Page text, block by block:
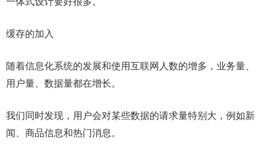
缓存的加入
随着信息化系统的发展和使用互联网人数的增多，业务量、
用户量、数据量都在增长。
我们同时发现，用户会对某些数据的请求量特别大，例如新
闻、商品信息和热门消息。